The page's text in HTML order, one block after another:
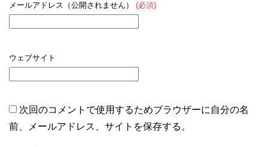
メールアドレス（公開されません） (必須)
ウェブサイト
次回のコメントで使用するためブラウザーに自分の名
前、メールアドレス、サイトを保存する。